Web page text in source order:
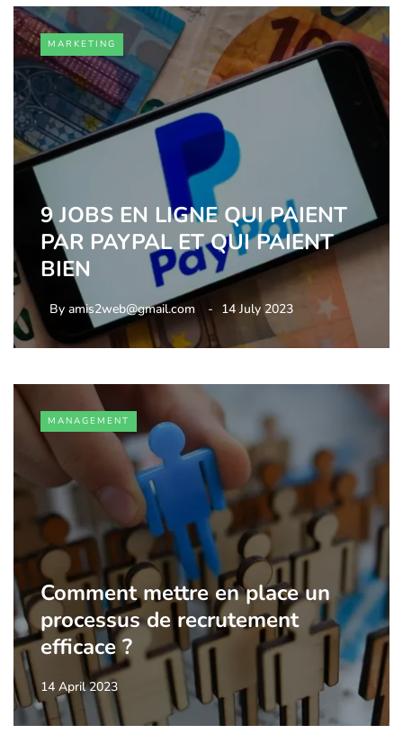
MARKETING
9 JOBS EN LIGNE QUI PAIENT
PAR PAYPAL ET QUI PAIENT
BIEN
By amis2web@gmail.com 14 July 2023
MANAGEMENT
Comment mettre en place un
processus de recrutement
efficace ?
14 April 2023